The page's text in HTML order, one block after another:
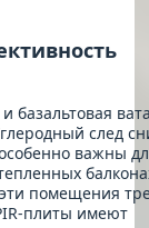
базальтовая
след
важны
эти помещения
плиты имеют